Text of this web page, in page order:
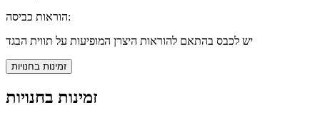
הוראות כביסה:
יש לכבס בהתאם להוראות היצרן המופיעות על תווית הבגד
זמינות בחנויות
זמינות בחנויות